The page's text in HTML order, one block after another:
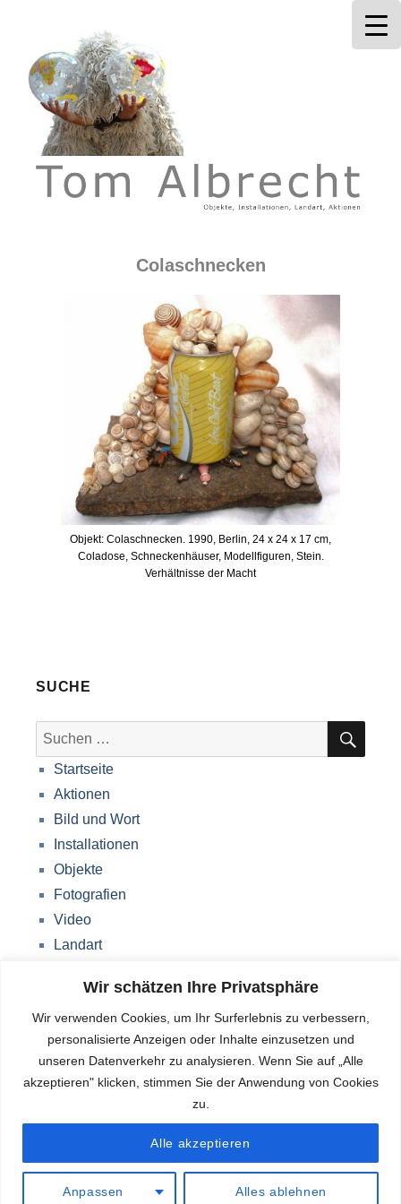
Wir schätzen Ihre Privatsphäre
Wir verwenden Cookies, um Ihr Surferlebnis zu verbessern,
personalisierte Anzeigen oder Inhalte einzusetzen und
unseren Datenverkehr zu analysieren. Wenn Sie auf „Alle
akzeptieren" klicken, stimmen Sie der Anwendung von Cookies
zu.
Anpassen Alles ablehnen
Alle akzeptieren
Tom Albrecht
Colaschnecken
Objekt: Colaschnecken. 1990, Berlin, 24 x 24 x 17 cm,
Coladose, Schneckenhäuser, Modellfiguren, Stein.
Verhältnisse der Macht
SUCHE
Suche
nach:
Startseite
Aktionen
Bild und Wort
Installationen
Objekte
Fotografien
Video
Landart
Über mich
Impressum
Datenschutzerklärung
Blog
Deutsch